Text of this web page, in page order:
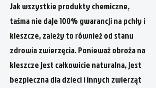
Jak wszystkie produkty chemiczne,
taśma nie daje 100% gwarancji na pchły i
kleszcze, zależy to również od stanu
zdrowia zwierzęcia. Ponieważ obroża na
kleszcze jest całkowicie naturalna, jest
bezpieczna dla dzieci i innych zwierząt